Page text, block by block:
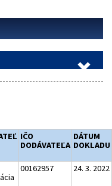
IČO
DODÁVATEĽA
DÁTUM
DOKLADU
00162957 24. 3. 2022